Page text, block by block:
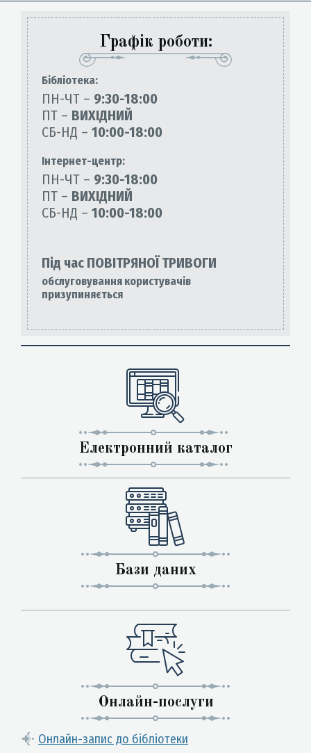
Графік роботи:
Бiблiотека:
ПН-ЧТ – 9:30-18:00
ПТ – ВИХІДНИЙ
СБ-НД – 10:00-18:00
Інтернет-центр:
ПН-ЧТ – 9:30-18:00
ПТ – ВИХІДНИЙ
СБ-НД – 10:00-18:00
Під час ПОВІТРЯНОЇ ТРИВОГИ
обслуговування користувачів
призупиняється
Електронний каталог
Бази даних
Онлайн-послуги
Онлайн-запис до бібліотеки